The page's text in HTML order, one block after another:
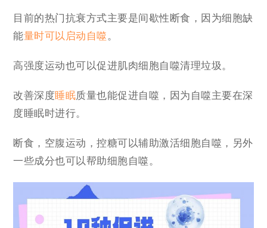
目前的热门抗衰方式主要是间歇性断食，因为细胞缺
能量时可以启动自噬 。
高强度运动也可以促进肌肉细胞自噬清理垃圾。
改善深度睡眠质量也能促进自噬，因为自噬主要在深
度睡眠时进行。
断食，空腹运动，控糖可以辅助激活细胞自噬，另外
一些成分也可以帮助细胞自噬。